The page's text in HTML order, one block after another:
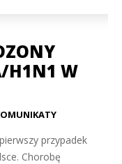
H1N1 W
przypadek
Chorobę